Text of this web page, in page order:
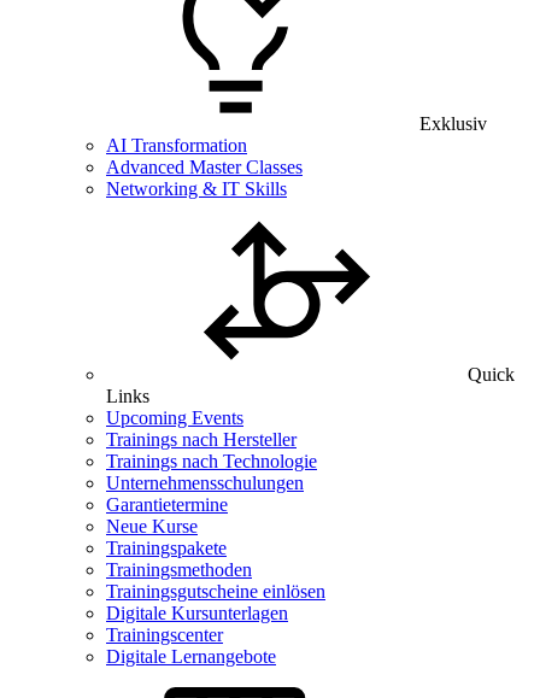
Exklusiv
AI Transformation
Advanced Master Classes
Networking & IT Skills
Quick
Links
Upcoming Events
Trainings nach Hersteller
Trainings nach Technologie
Unternehmensschulungen
Garantietermine
Neue Kurse
Trainingspakete
Trainingsmethoden
Trainingsgutscheine einlösen
Digitale Kursunterlagen
Trainingscenter
Digitale Lernangebote